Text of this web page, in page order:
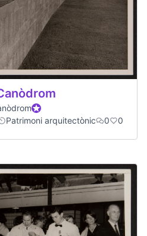
Official participant
Patrimoni arquitectònic 0 0